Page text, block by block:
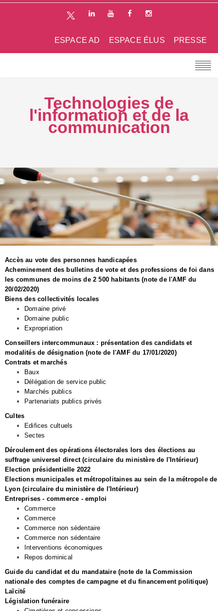
PRESSE
ESPACE ÉLUS
ESPACE AD
Technologies de
l'information et de la
communication
Accès au vote des personnes handicapées
Acheminement des bulletins de vote et des professions de foi dans
les communes de moins de 2 500 habitants (note de l'AMF du
20/02/2020)
Biens des collectivités locales
Domaine privé
Domaine public
Expropriation
Conseillers intercommunaux : présentation des candidats et
modalités de désignation (note de l'AMF du 17/01/2020)
Contrats et marchés
Baux
Délégation de service public
Marchés publics
Partenariats publics privés
Cultes
Edifices cultuels
Sectes
Déroulement des opérations électorales lors des élections au
suffrage universel direct (circulaire du ministère de l'Intérieur)
Election présidentielle 2022
Elections municipales et métropolitaines au sein de la métropole de
Lyon (circulaire du ministère de l'Intérieur)
Entreprises - commerce - emploi
Commerce
Commerce
Commerce non sédentaire
Commerce non sédentaire
Interventions économiques
Repos dominical
Guide du candidat et du mandataire (note de la Commission
nationale des comptes de campagne et du financement politique)
Laïcité
Législation funéraire